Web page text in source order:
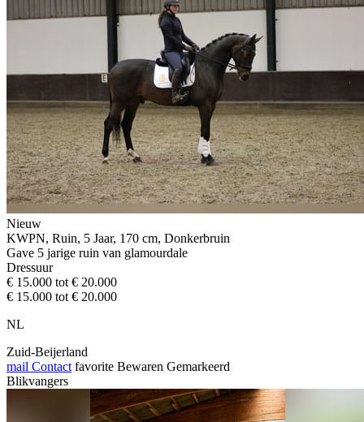
Nieuw
KWPN, Ruin, 5 Jaar, 170 cm, Donkerbruin
Gave 5 jarige ruin van glamourdale
Dressuur
€ 15.000 tot € 20.000
€ 15.000 tot € 20.000
NL
Zuid-Beijerland
mail Contact favorite Bewaren Gemarkeerd
Blikvangers